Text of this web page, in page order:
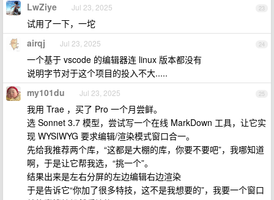
23
LwZiye Jul 23, 2025
试用了一下，一坨
24
airqj Jul 23, 2025
一个基于 vscode 的编辑器连 linux 版本都没有
说明字节对于这个项目的投入不大.....
25
my101du Jul 23, 2025
我用 Trae ，买了 Pro 一个月尝鲜。
选 Sonnet 3.7 模型，尝试写一个在线 MarkDown 工具，让它实
现 WYSIWYG 要求编辑/渲染模式窗口合一。
先给我推荐两个库，“这都是大棚的库，你要不要吧”，我哪知道
啊，于是让它帮我选，“挑一个”。
结果出来是左右分屏的左边编辑右边渲染
于是告诉它“你加了很多特技，这不是我想要的”，我要一个窗口